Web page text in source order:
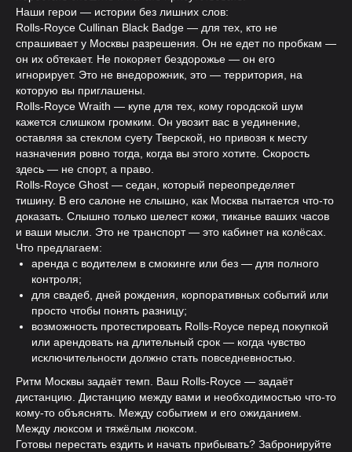
Наши герои — истории без лишних слов:
Rolls-Royce Cullinan Black Badge — для тех, кто не
спрашивает у Москвы разрешения. Он не едет по пробкам —
он их обтекает. Не покоряет бездорожье — он его
игнорирует. Это не внедорожник, это — территория, на
которую вы приглашены.
Rolls-Royce Wraith — купе для тех, кому городской шум
кажется слишком громким. Он увозит вас в уединение,
оставляя за стеклом суету Тверской, но привозя к месту
назначения ровно тогда, когда вы этого хотите. Скорость
здесь — не спорт, а право.
Rolls-Royce Ghost — седан, который переопределяет
тишину. В его салоне не слышно, как Москва пытается что-то
доказать. Слышно только шелест кожи, тиканье ваших часов
и ваши мысли. Это не транспорт — это кабинет на колёсах.
Что предлагаем:
аренда с водителем в смокинге или без — для полного
контроля;
для свадеб, дней рождения, корпоративных событий или
просто чтобы понять разницу;
возможность протестировать Rolls-Royce перед покупкой
или арендовать на длительный срок — когда чувство
исключительности должно стать повседневностью.
Ритм Москвы задаёт темп. Ваш Rolls-Royce — задаёт
дистанцию. Дистанцию между вами и необходимостью что-то
кому-то объяснять. Между событием и его ожиданием.
Между люксом и тяжёлым люксом.
Готовы перестать ездить и начать прибывать? Забронируйте